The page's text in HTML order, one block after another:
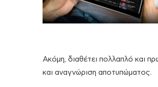
Ακόμη, διαθέτει πολλαπλό και
και αναγνώριση αποτυπώματος.